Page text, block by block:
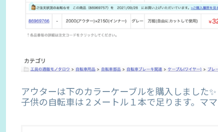
アウターは下のカラーケーブルを購入しました✨
子供の自転車は２メートル１本で足ります。マ